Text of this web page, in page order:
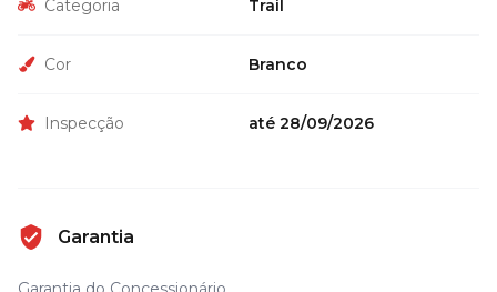
Categoria Trail
Cor Branco
Inspecção até 28/09/2026
Garantia